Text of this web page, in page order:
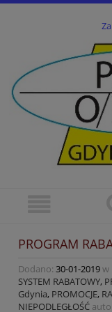
PROGRAM
Dodano: 30-01-2019w
SYSTEM RABATOWY,
Gdynia, PROMOCJE,
NIEPODLEGŁOŚĆ